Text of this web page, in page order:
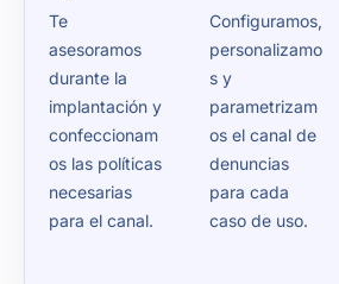
Te
asesoramos
durante la
implantación y
confeccionam
os las políticas
necesarias
para el canal.
Configuramos,
personalizamo
s y
parametrizam
os el canal de
denuncias
para cada
caso de uso.